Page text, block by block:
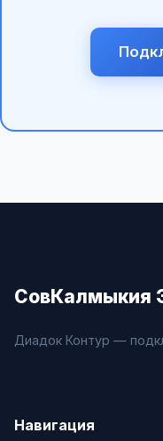
СовКалмыкия
Диадок Контур —
Навигация